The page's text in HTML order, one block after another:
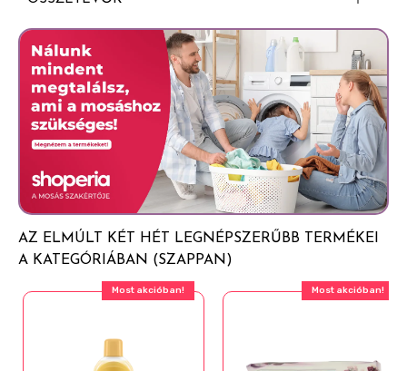
Újrahasznosítható papírcsomagolás
Sodium Palmate, Sodium Oleate, Aqua, Glycerin,
Kaolin, Sodium Laurate, Sodium Chloride, Parfum,
Tetrasodium EDTA, Etidronic Acid, Tocopheryl
Acetate, Disodium Distyrylbiphenyl Disulfonate,
Prunus Amygdalus Dulcis Seed Extract, Sine Adipe
Lac, Chamomilla Recutita Flower Extract, Prunus
Amygdalus Dulcis Oil, Tocopherol, Eugenia
Caryophyllus Leaf Oil, Alpha-Isomethyl Ionone,
Citronellol, Coumarin, Eugenol, Hexyl Cinnamal,
Linalool, CI 77891.
AZ ELMÚLT KÉT HÉT LEGNÉPSZERŰBB TERMÉKEI
A KATEGÓRIÁBAN (SZAPPAN)
Most akcióban! Most akcióban!